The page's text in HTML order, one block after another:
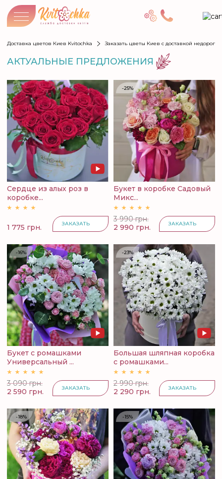
Доставка цветов Киев Kvitochka Заказать цветы Киев с доставкой недорого
АКТУАЛЬНЫЕ ПРЕДЛОЖЕНИЯ
Сердце из алых роз в
коробке...
1 775 грн. ЗАКАЗАТЬ
-25%
Букет в коробке Садовый
Микс...
3 990 грн.
2 990 грн.
ЗАКАЗАТЬ
-16%
Букет с ромашками
Универсальный ...
3 090 грн.
2 590 грн.
ЗАКАЗАТЬ
-23%
Большая шляпная коробка
с ромашками...
2 990 грн.
2 290 грн.
ЗАКАЗАТЬ
-18% -15%